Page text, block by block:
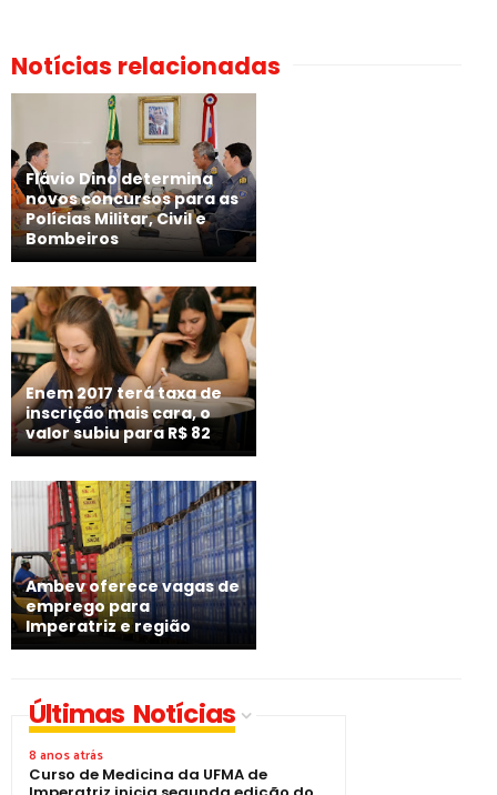
Notícias relacionadas
Flávio Dino determina
novos concursos para as
Polícias Militar, Civil e
Bombeiros
Enem 2017 terá taxa de
inscrição mais cara, o
valor subiu para R$ 82
Ambev oferece vagas de
emprego para
Imperatriz e região
Últimas Notícias
8 anos atrás
Curso de Medicina da UFMA de